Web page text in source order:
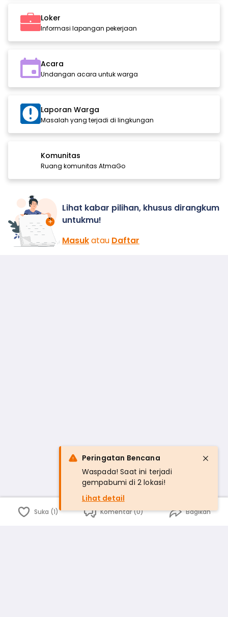
Loker
Informasi lapangan pekerjaan
Acara
Undangan acara untuk warga
Laporan Warga
Masalah yang terjadi di lingkungan
Komunitas
Ruang komunitas AtmaGo
Lihat kabar pilihan, khusus dirangkum
untukmu!
Masukatau Daftar
Suka (1) Komentar (0) Bagikan
Peringatan Bencana
Waspada! Saat ini terjadi
gempabumi di 2 lokasi!
Lihat detail